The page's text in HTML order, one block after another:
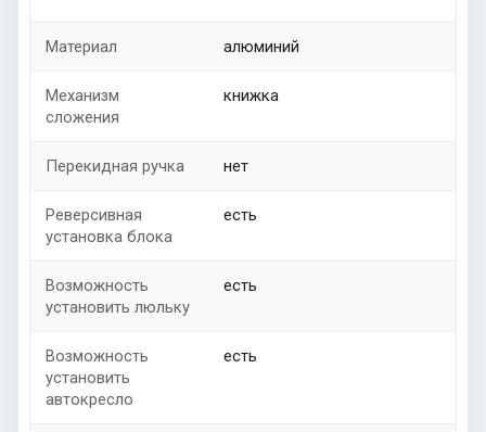
Материал алюминий
Механизм
сложения
книжка
Перекидная ручка нет
Реверсивная
установка блока
есть
Возможность
установить люльку
есть
Возможность
установить
автокресло
есть